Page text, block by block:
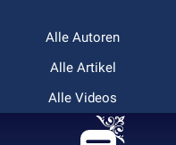
Alle Autoren
Alle Artikel
Alle Videos